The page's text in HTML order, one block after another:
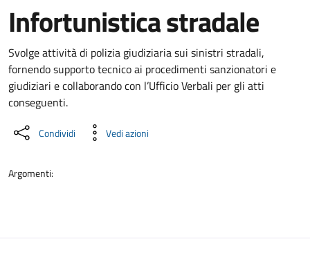
Infortunistica stradale
Dettaglio dell'unità
Svolge attività di polizia giudiziaria sui sinistri stradali,
fornendo supporto tecnico ai procedimenti sanzionatori e
giudiziari e collaborando con l’Ufficio Verbali per gli atti
conseguenti.
Condividi Vedi azioni
Argomenti: